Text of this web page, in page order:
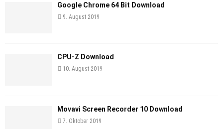
Google Chrome 64 Bit Download
9. August 2019
CPU-Z Download
10. August 2019
Movavi Screen Recorder 10 Download
7. Oktober 2019